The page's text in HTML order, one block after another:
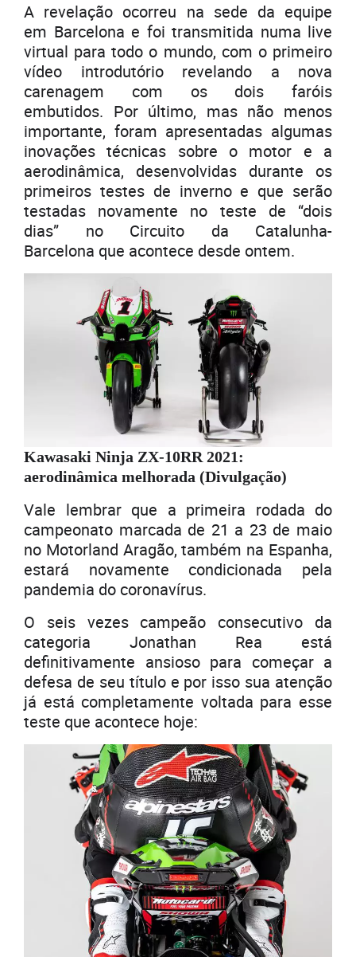
A revelação ocorreu na sede da equipe
em Barcelona e foi transmitida numa live
virtual para todo o mundo, com o primeiro
vídeo introdutório revelando a nova
carenagem com os dois faróis
embutidos. Por último, mas não menos
importante, foram apresentadas algumas
inovações técnicas sobre o motor e a
aerodinâmica, desenvolvidas durante os
primeiros testes de inverno e que serão
testadas novamente no teste de “dois
dias” no Circuito da Catalunha-
Barcelona que acontece desde ontem.
Kawasaki Ninja ZX-10RR 2021:
aerodinâmica melhorada (Divulgação)
Vale lembrar que a primeira rodada do
campeonato marcada de 21 a 23 de maio
no Motorland Aragão, também na Espanha,
estará novamente condicionada pela
pandemia do coronavírus.
O seis vezes campeão consecutivo da
categoria Jonathan Rea está
definitivamente ansioso para começar a
defesa de seu título e por isso sua atenção
já está completamente voltada para esse
teste que acontece hoje: